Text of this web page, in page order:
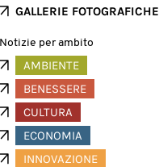
GALLERIE FOTOGRAFICHE
Notizie per ambito
AMBIENTE
BENESSERE
CULTURA
ECONOMIA
INNOVAZIONE